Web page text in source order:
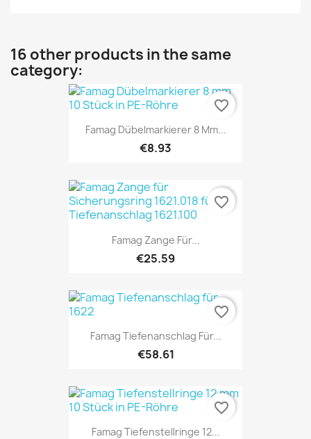
16 other products in the same
category:
Famag Dübelmarkierer 8 Mm...
€8.93
favorite_border
Famag Zange Für...
€25.59
favorite_border
Famag Tiefenanschlag Für...
€58.61
favorite_border
Famag Tiefenstellringe 12...
favorite_border